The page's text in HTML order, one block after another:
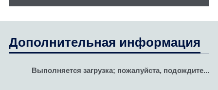
Дополнительная информация
Выполняется загрузка; пожалуйста, подождите...